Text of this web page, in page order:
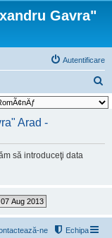
Gavra"
Autentificare
ă
Arad -
să introduceţi data
Aug 2013
Echipa
ne